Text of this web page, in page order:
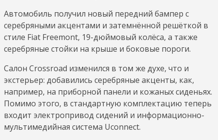
Автомобиль получил новый передний бампер с
серебряными акцентами и затемнённой решёткой в
стиле Fiat Freemont, 19-дюймовый колёса, а также
серебряные стойки на крыше и боковые пороги.
Салон Crossroad изменился в том же духе, что и
экстерьер: добавились серебряные акценты, как,
например, на приборной панели и кожаных сиденьях.
Помимо этого, в стандартную комплектацию теперь
входит электропривод сидений и информационно-
мультимедийная система Uconnect.